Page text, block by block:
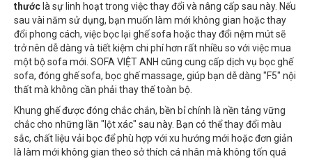
thước là sự linh hoạt trong việc thay đổi và nâng cấp sau này. Nếu
sau vài năm sử dụng, bạn muốn làm mới không gian hoặc thay
đổi phong cách, việc bọc lại ghế sofa hoặc thay đổi nệm mút sẽ
trở nên dễ dàng và tiết kiệm chi phí hơn rất nhiều so với việc mua
một bộ sofa mới. SOFA VIỆT ANH cũng cung cấp dịch vụ bọc ghế
sofa, đóng ghế sofa, bọc ghế massage, giúp bạn dễ dàng "F5" nội
thất mà không cần phải thay thế toàn bộ.
Khung ghế được đóng chắc chắn, bền bỉ chính là nền tảng vững
chắc cho những lần "lột xác" sau này. Bạn có thể thay đổi màu
sắc, chất liệu vải bọc để phù hợp với xu hướng mới hoặc đơn giản
là làm mới không gian theo sở thích cá nhân mà không tốn quá